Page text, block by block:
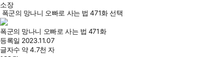
소장
폭군의 망나니 오빠로 사는 법 471화 선택
폭군의 망나니 오빠로 사는 법 471화
등록일 2023.11.07
글자수 약 4.7천 자